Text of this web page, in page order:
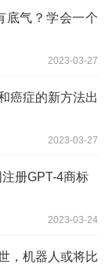
底气？学会一个
2023-03-27
癌症的新方法出
2023-03-27
册GPT-4商标
2023-03-24
，机器人或将比